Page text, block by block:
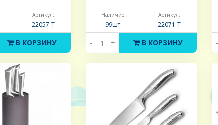
Артикул:
22057-Т
В КОРЗИНУ
Наличие:
99шт.
Артикул:
22071-Т
- + В КОРЗИНУ -